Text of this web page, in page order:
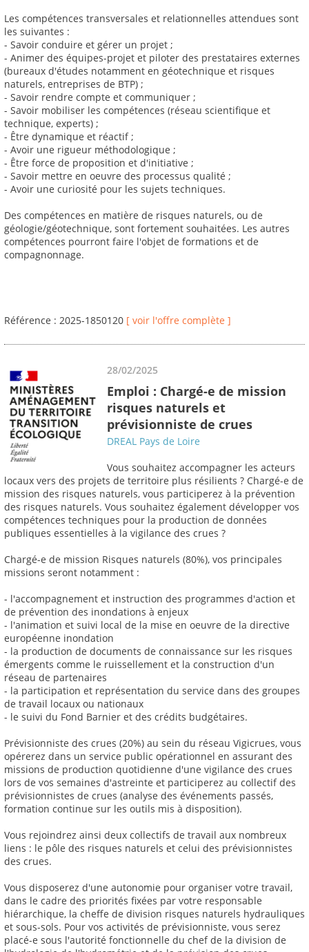
Les compétences transversales et relationnelles attendues sont
les suivantes :
- Savoir conduire et gérer un projet ;
- Animer des équipes-projet et piloter des prestataires externes
(bureaux d'études notamment en géotechnique et risques
naturels, entreprises de BTP) ;
- Savoir rendre compte et communiquer ;
- Savoir mobiliser les compétences (réseau scientifique et
technique, experts) ;
- Être dynamique et réactif ;
- Avoir une rigueur méthodologique ;
- Être force de proposition et d'initiative ;
- Savoir mettre en oeuvre des processus qualité ;
- Avoir une curiosité pour les sujets techniques.
Des compétences en matière de risques naturels, ou de
géologie/géotechnique, sont fortement souhaitées. Les autres
compétences pourront faire l'objet de formations et de
compagnonnage.
Référence : 2025-1850120 [ voir l'offre complète ]
28/02/2025
Emploi : Chargé-e de mission
risques naturels et
prévisionniste de crues
DREAL Pays de Loire
Vous souhaitez accompagner les acteurs
locaux vers des projets de territoire plus résilients ? Chargé-e de
mission des risques naturels, vous participerez à la prévention
des risques naturels. Vous souhaitez également développer vos
compétences techniques pour la production de données
publiques essentielles à la vigilance des crues ?
Chargé-e de mission Risques naturels (80%), vos principales
missions seront notamment :
- l'accompagnement et instruction des programmes d'action et
de prévention des inondations à enjeux
- l'animation et suivi local de la mise en oeuvre de la directive
européenne inondation
- la production de documents de connaissance sur les risques
émergents comme le ruissellement et la construction d'un
réseau de partenaires
- la participation et représentation du service dans des groupes
de travail locaux ou nationaux
- le suivi du Fond Barnier et des crédits budgétaires.
Prévisionniste des crues (20%) au sein du réseau Vigicrues, vous
opérerez dans un service public opérationnel en assurant des
missions de production quotidienne d'une vigilance des crues
lors de vos semaines d'astreinte et participerez au collectif des
prévisionnistes de crues (analyse des événements passés,
formation continue sur les outils mis à disposition).
Vous rejoindrez ainsi deux collectifs de travail aux nombreux
liens : le pôle des risques naturels et celui des prévisionnistes
des crues.
Vous disposerez d'une autonomie pour organiser votre travail,
dans le cadre des priorités fixées par votre responsable
hiérarchique, la cheffe de division risques naturels hydrauliques
et sous-sols. Pour vos activités de prévisionniste, vous serez
placé-e sous l'autorité fonctionnelle du chef de la division de